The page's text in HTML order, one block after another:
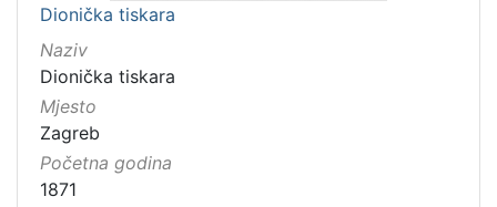
Dionička tiskara
Naziv
Dionička tiskara
Mjesto
Zagreb
Početna godina
1871